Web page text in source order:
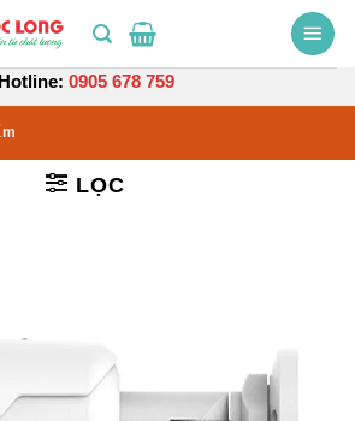
Hotline: 0905 678 759
LỌC